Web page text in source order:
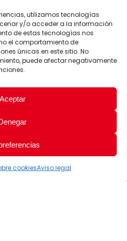
utilizamos tecnologías
y/o acceder a la información
de estas tecnologías nos
el comportamiento de
únicas en este sitio. No
puede afectar negativamente
Aceptar
cookiesAviso legal